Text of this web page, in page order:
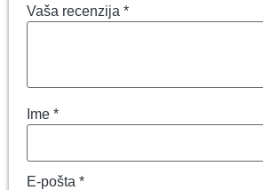
Vaša recenzija *
Ime *
E-pošta *